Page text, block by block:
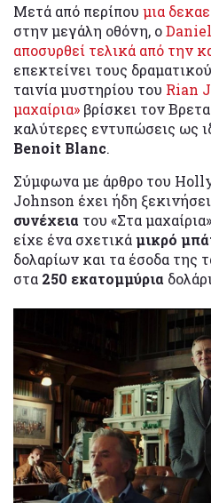
Μετά από περίπου μια
στην μεγάλη οθόνη, ο
αποσυρθεί τελικά από την
επεκτείνει τους
ταινία μυστηρίου του Rian
μαχαίρια» βρίσκει τον
καλύτερες εντυπώσεις ως
Benoit Blanc.
Σύμφωνα με άρθρο του
Johnson έχει ήδη
συνέχεια του «Στα
είχε ένα σχετικάμικρό
δολαρίων και τα έσοδα της
στα 250 εκατομμύρια